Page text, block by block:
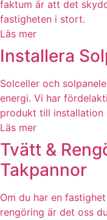
faktum är att det
fastigheten i stort.
Läs mer
Installera
Solceller och
energi. Vi har
produkt till installation
Läs mer
Tvätt &
Takpannor
Om du har en
rengöring är det oss